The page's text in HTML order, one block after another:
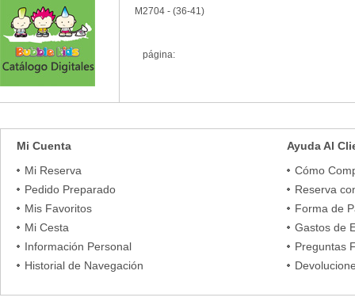
M2704 - (36-41)
página:
Mi Cuenta
Mi Reserva
Pedido Preparado
Mis Favoritos
Mi Cesta
Información Personal
Historial de Navegación
Ayuda Al
Cómo
Reserva
Forma de
Gastos de
Preguntas